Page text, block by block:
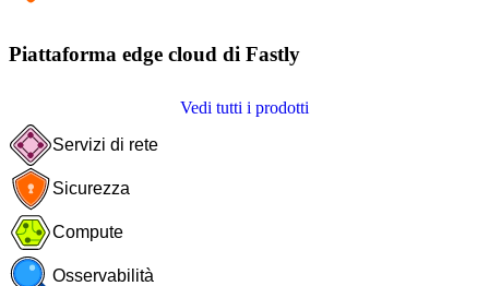
Piattaforma edge cloud di Fastly
Vedi tutti i prodotti
Servizi di rete
Sicurezza
Compute
Osservabilità